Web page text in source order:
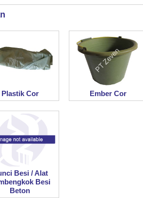
Plastik Cor Ember Cor
Besi / Alat
Besi
Beton